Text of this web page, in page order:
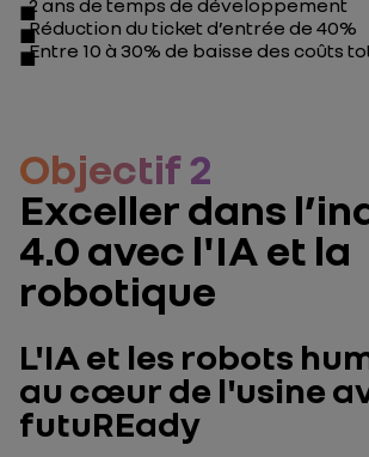
2 ans de temps de développement
Réduction du ticket d’entrée de 40%
Entre 10 à 30% de baisse des coûts
Objectif 2
Exceller dans
4.0 avec l'IA et la
robotique
L'IA et les robots
au cœur de l'usine
futuREady